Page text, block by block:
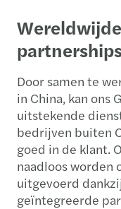
Door samen te
in China, kan ons
uitstekende
bedrijven buiten
goed in de klant.
naadloos worden
uitgevoerd
geïntegreerde